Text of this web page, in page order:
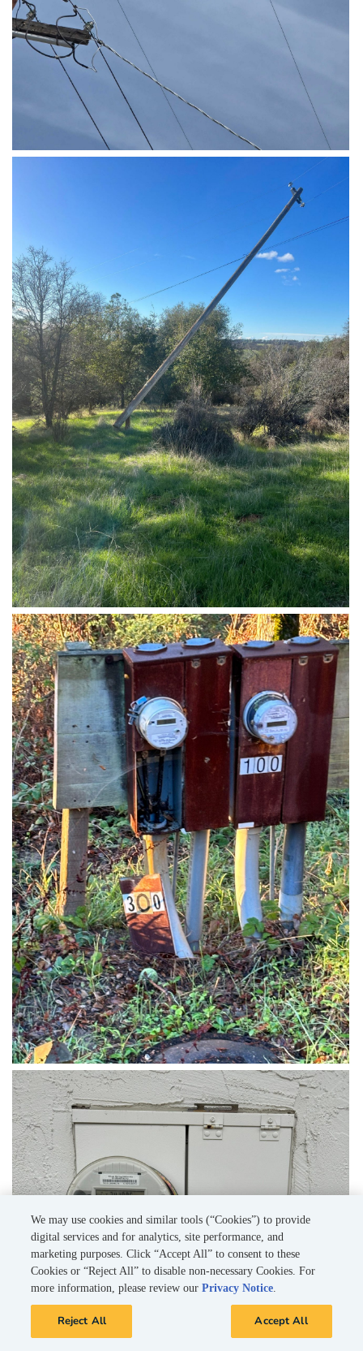
We may use cookies and similar tools (“Cookies”) to provide
digital services and for analytics, site performance, and
marketing purposes. Click “Accept All” to consent to these
Cookies or “Reject All” to disable non-necessary Cookies. For
more information, please review ourPrivacy Notice.
Reject All Accept All